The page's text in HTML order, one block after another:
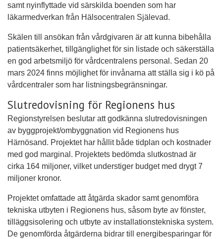
samt nyinflyttade vid särskilda boenden som har
läkarmedverkan från Hälsocentralen Själevad.
Skälen till ansökan från vårdgivaren är att kunna bibehålla
patientsäkerhet, tillgänglighet för sin listade och säkerställa
en god arbetsmiljö för vårdcentralens personal. Sedan 20
mars 2024 finns möjlighet för invånarna att ställa sig i kö på
vårdcentraler som har listningsbegränsningar.
Slutredovisning för Regionens hus
Regionstyrelsen beslutar att godkänna slutredovisningen
av byggprojekt/ombyggnation vid Regionens hus
Härnösand. Projektet har hållit både tidplan och kostnader
med god marginal. Projektets bedömda slutkostnad är
cirka 164 miljoner, vilket understiger budget med drygt 7
miljoner kronor.
Projektet omfattade att åtgärda skador samt genomföra
tekniska utbyten i Regionens hus, såsom byte av fönster,
tilläggsisolering och utbyte av installationstekniska system.
De genomförda åtgärderna bidrar till energibesparingar för